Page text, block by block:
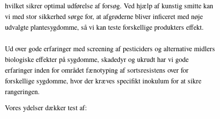
hvilket sikrer optimal udførelse af forsøg. Ved hjælp af kunstig smitte kan
vi med stor sikkerhed sørge for, at afgrøderne bliver inficeret med nøje
udvalgte plantesygdomme, så vi kan teste forskellige produkters effekt.
Ud over gode erfaringer med screening af pesticiders og alternative midlers
biologiske effekter på sygdomme, skadedyr og ukrudt har vi gode
erfaringer inden for området fænotyping af sortsresistens over for
forskellige sygdomme, hvor der kræves specifikt inokulum for at sikre
rangeringen.
Vores ydelser dækker test af: